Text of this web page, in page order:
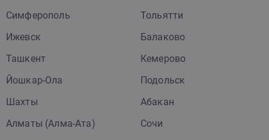
Симферополь
Тольятти
Ижевск
Балаково
Ташкент
Кемерово
Йошкар-Ола
Подольск
Шахты
Абакан
Алматы (Алма-Ата)
Сочи